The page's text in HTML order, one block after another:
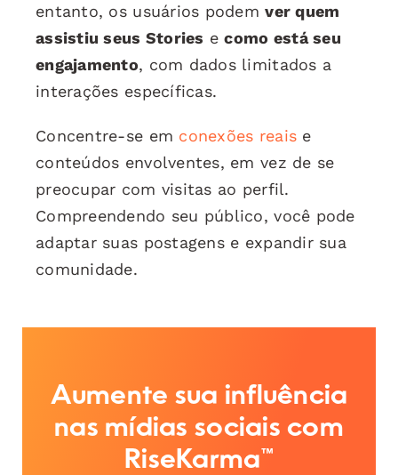
entanto, os usuários podemver quem
assistiu seus Stories ecomo está seu
engajamento, com dados limitados a
interações específicas.
Concentre-se em conexões reais e
conteúdos envolventes, em vez de se
preocupar com visitas ao perfil.
Compreendendo seu público, você pode
adaptar suas postagens e expandir sua
comunidade.
Aumente sua influência
nas mídias sociais com
RiseKarma™